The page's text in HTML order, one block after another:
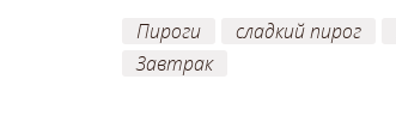
Пироги сладкий пирог
Завтрак